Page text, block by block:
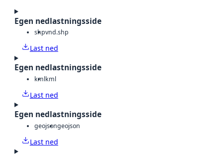
Egen nedlastningsside
shpvnd.shp
Last ned
Egen nedlastningsside
kmlkml
Last ned
Egen nedlastningsside
geojsongeojson
Last ned